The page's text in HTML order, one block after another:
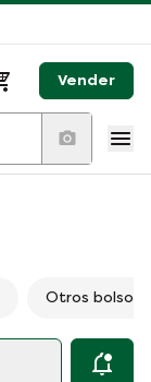
Vender
Otros bolsos